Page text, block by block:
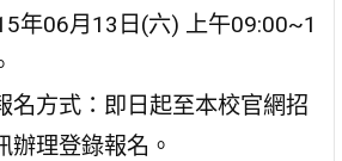
年06月13日(六) 上午09:00~1
名方式：即日起至本校官網招
辦理登錄報名。